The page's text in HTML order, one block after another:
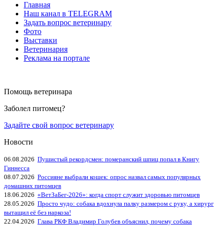
Главная
Наш канал в TELEGRAM
Задать вопрос ветеринару
Фото
Выставки
Ветеринария
Реклама на портале
Помощь ветеринара
Заболел питомец?
Задайте свой вопрос ветеринару
Новости
06.08.2026 Пушистый рекордсмен: померанский шпиц попал в Книгу
Гиннесса
08.07.2026 Россияне выбрали кошек: опрос назвал самых популярных
домашних питомцев
18.06.2026 «ВетЗаБег‑2026»: когда спорт служит здоровью питомцев
28.05.2026 Просто чудо: собака вдохнула палку размером с руку, а хирург
вытащил её без наркоза!
22.04.2026 Глава РКФ Владимир Голубев объяснил, почему собака